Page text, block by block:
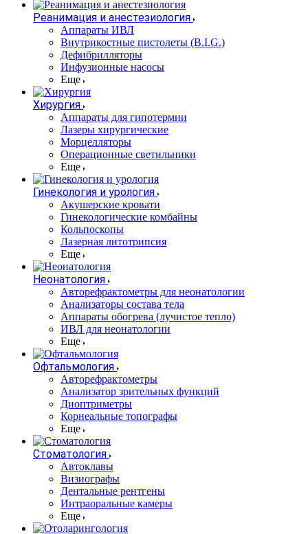
Реанимация и анестезиология
Аппараты ИВЛ
Внутрикостные пистолеты (B.I.G.)
Дефибрилляторы
Инфузионные насосы
Еще
Хирургия
Аппараты для гипотермии
Лазеры хирургические
Морцелляторы
Операционные светильники
Еще
Гинекология и урология
Акушерские кровати
Гинекологические комбайны
Кольпоскопы
Лазерная литотрипсия
Еще
Неонатология
Авторефрактометры для неонатологии
Анализаторы состава тела
Аппараты обогрева (лучистое тепло)
ИВЛ для неонатологии
Еще
Офтальмология
Авторефрактометры
Анализатор зрительных функций
Диоптриметры
Корнеальные топографы
Еще
Стоматология
Автоклавы
Визиографы
Дентальные рентгены
Интраоральные камеры
Еще